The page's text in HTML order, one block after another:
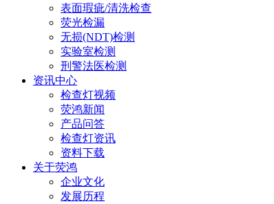
表面瑕疵/清洗检查
荧光检漏
无损(NDT)检测
实验室检测
刑警法医检测
资讯中心
检查灯视频
荧鸿新闻
产品问答
检查灯资讯
资料下载
关于荧鸿
企业文化
发展历程